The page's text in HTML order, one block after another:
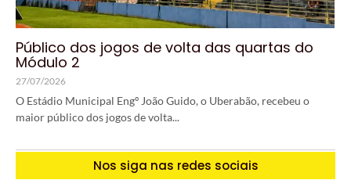
Público dos jogos de volta das quartas do
Módulo 2
27/07/2026
O Estádio Municipal Engº João Guido, o Uberabão, recebeu o
maior público dos jogos de volta...
Nos siga nas redes sociais